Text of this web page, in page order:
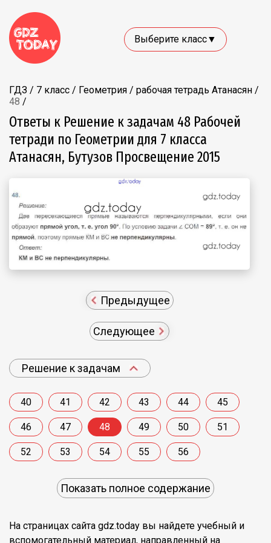
Выберите класс▼
ГДЗ / 7 класс / Геометрия / рабочая тетрадь Атанасян /
48 /
Ответы к Решение к задачам 48 Рабочей
тетради по Геометрии для 7 класса
Атанасян, Бутузов Просвещение 2015
Предыдущее
Следующее
Решение к задачам
40 41 42 43 44 45
46 47 48 49 50 51
52 53 54 55 56
Показать полное содержание
На страницах сайта gdz.today вы найдете учебный и
вспомогательный материал, направленный на